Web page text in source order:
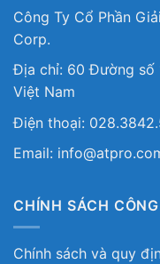
Công Ty Cổ Phần
Corp.
Địa chỉ: 60 Đường số
Việt Nam
Điện thoại:
Email:
CHÍNH SÁCH
Chính sách và quy